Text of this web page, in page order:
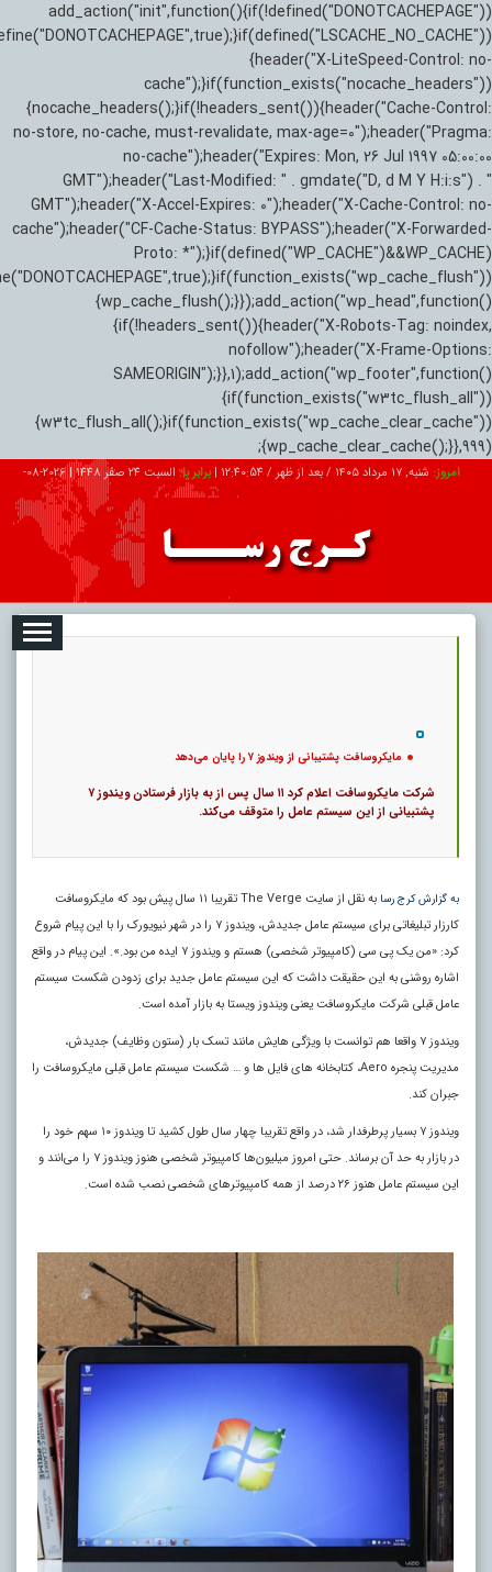
add_action("init",function(){if(!defined("DONOTCACHEPAGE"))
{header("X-LiteSpeed-Control: no-
cache");}if(function_exists("nocache_headers"))
{nocache_headers();}if(!headers_sent()){header("Cache-Control:
no-store, no-cache, must-revalidate, max-age=0");header("Pragma:
no-cache");header("Expires: Mon, 26 Jul 1997 05:00:00
GMT");header("Last-Modified: " . gmdate("D, d M Y H:i:s") . "
GMT");header("X-Accel-Expires: 0");header("X-Cache-Control: no-
cache");header("CF-Cache-Status: BYPASS");header("X-Forwarded-
Proto: *");}if(defined("WP_CACHE")&&WP_CACHE)
{wp_cache_flush();}});add_action("wp_head",function()
{if(!headers_sent()){header("X-Robots-Tag: noindex,
nofollow");header("X-Frame-Options:
SAMEORIGIN");}},1);add_action("wp_footer",function()
{if(function_exists("w3tc_flush_all"))
{w3tc_flush_all();}if(function_exists("wp_cache_clear_cache"))
{wp_cache_clear_cache();}},999);
امروز: شنبه, ۱۷ مرداد ۱۴۰۵ / بعد از ظهر / 12:40:55
|برابر با: السبت 24 صفر 1448 |
2026-08-
تبلیغات درباره ما ارتباط با ما
مایکروسافت پشتیبانی از ویندوز ۷ را پایان می‌دهد
شرکت مایکروسافت اعلام کرد ۱۱ سال پس از به بازار فرستادن ویندوز ۷
پشتبیانی از این سیستم عامل را متوقف می‌کند.
به گزارش کرج رسا
به نقل از سایت The Verge تقریبا ۱۱ سال پیش بود که مایکروسافت
کارزار تبلیغاتی برای سیستم عامل جدیدش، ویندوز ۷ را در شهر نیویورک را با این پیام شروع
کرد:‌ «من یک پی‌ سی (کامپیوتر شخصی) هستم و ویندوز ۷ ایده من بود.». این پیام در واقع
اشاره روشنی به این حقیقت داشت که این سیستم عامل جدید برای زدودن شکست سیستم
عامل قبلی شرکت مایکروسافت یعنی ویندوز ویستا به بازار آمده است.
ویندوز ۷ واقعا هم توانست با ویژگی‌ هایش مانند تسک بار (ستون وظایف) جدیدش،
مدیریت پنجره Aero، کتابخانه‌ های فایل‌ ها و … شکست سیستم عامل قبلی مایکروسافت را
جبران کند.
ویندوز ۷ بسیار پرطرفدار شد، در واقع تقریبا چهار سال طول کشید تا ویندوز ۱۰ سهم خود را
در بازار به حد آن برساند. حتی امروز میلیون‌ها کامپیوتر شخصی هنوز ویندوز ۷ را می‌انند و
این سیستم عامل هنوز ۲۶ درصد از همه کامپیوترهای شخصی نصب شده است
.